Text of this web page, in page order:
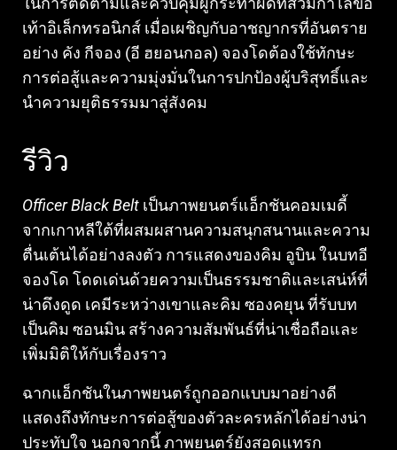
เท้าอิเล็กทรอนิกส์ เมื่อเผชิญกับอาชญากรที่อันตราย
อย่าง คัง กีจอง (อี ฮยอนกอล) จองโดต้องใช้ทักษะ
การต่อสู้และความมุ่งมั่นในการปกป้องผู้บริสุทธิ์และ
นำความยุติธรรมมาสู่สังคม
รีวิว
Officer Black Belt เป็นภาพยนตร์แอ็กชันคอมเมดี้
จากเกาหลีใต้ที่ผสมผสานความสนุกสนานและความ
ตื่นเต้นได้อย่างลงตัว การแสดงของคิม อูบิน ในบทอี
จองโด โดดเด่นด้วยความเป็นธรรมชาติและเสน่ห์ที่
น่าดึงดูด เคมีระหว่างเขาและคิม ซองคยุน ที่รับบท
เป็นคิม ซอนมิน สร้างความสัมพันธ์ที่น่าเชื่อถือและ
เพิ่มมิติให้กับเรื่องราว
ฉากแอ็กชันในภาพยนตร์ถูกออกแบบมาอย่างดี
แสดงถึงทักษะการต่อสู้ของตัวละครหลักได้อย่างน่า
ประทับใจ นอกจากนี้ ภาพยนตร์ยังสอดแทรก